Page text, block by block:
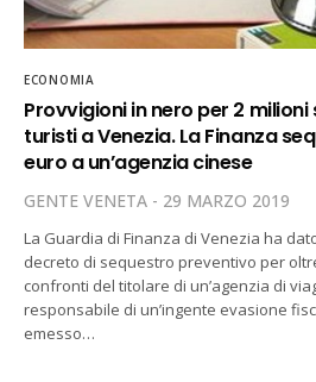
ECONOMIA
Provvigioni in nero per 2
turisti a Venezia. La Finanza
euro a un’agenzia cinese
GENTE VENETA 29 MARZO 2019
La Guardia di Finanza di Venezia ha
decreto di sequestro preventivo per
confronti del titolare di un’agenzia di
responsabile di un’ingente evasione
emesso…